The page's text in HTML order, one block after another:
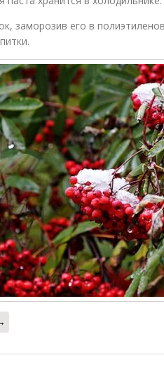
заморозив его в